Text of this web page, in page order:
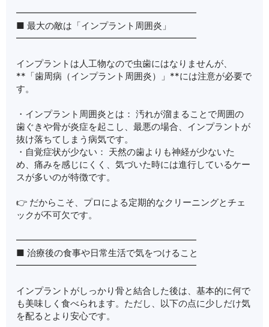
━━━━━━━━━━━━━━━━━━━━
■ 最大の敵は「インプラント周囲炎」
━━━━━━━━━━━━━━━━━━━━
インプラントは人工物なので虫歯にはなりませんが、
**「歯周病（インプラント周囲炎）」**には注意が必要で
す。
・インプラント周囲炎とは： 汚れが溜まることで周囲の
歯ぐきや骨が炎症を起こし、最悪の場合、インプラントが
抜け落ちてしまう病気です。
・自覚症状が少ない： 天然の歯よりも神経が少ないた
め、痛みを感じにくく、気づいた時には進行しているケー
スが多いのが特徴です。
👉 だからこそ、プロによる定期的なクリーニングとチェ
ックが不可欠です。
━━━━━━━━━━━━━━━━━━━━
■ 治療後の食事や日常生活で気をつけること
━━━━━━━━━━━━━━━━━━━━
インプラントがしっかり骨と結合した後は、基本的に何で
も美味しく食べられます。ただし、以下の点に少しだけ気
を配るとより安心です。